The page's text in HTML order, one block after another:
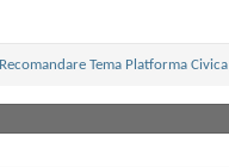
Recomandare Tema Platforma Civica